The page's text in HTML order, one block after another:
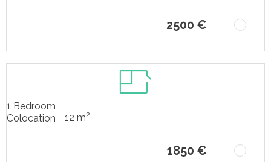
2500 €
1 Bedroom
Colocation
12 m2
1850 €